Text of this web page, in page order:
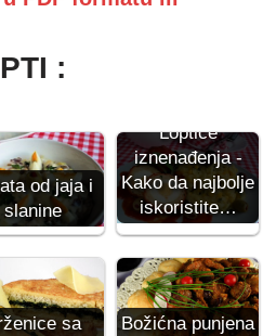
:
od jaja i
slanine
Loptice
iznenađenja -
Kako da najbolje
iskoristite…
sa
Božićna punjena